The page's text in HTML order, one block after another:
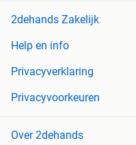
2dehands Zakelijk
Help en info
Privacyverklaring
Privacyvoorkeuren
Over 2dehands